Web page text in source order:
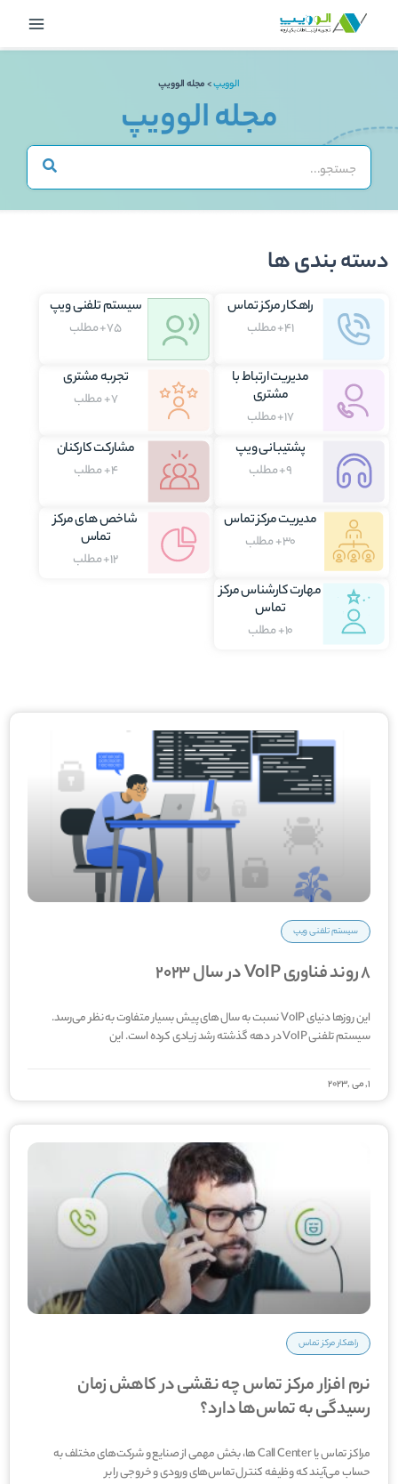
محتوا
Main
Menu
الوویپ>مجله الوویپ
مجله الوویپ
دسته بندی ها
راهکار مرکز تماس
41+ مطلب
سیستم تلفنی ویپ
75+ مطلب
مدیریت ارتباط با
مشتری
17+ مطلب
تجربه مشتری
7+ مطلب
پشتیبانی ویپ
9+ مطلب
مشارکت کارکنان
4+ مطلب
مدیریت مرکز تماس
30+ مطلب
شاخص های مرکز
تماس
12+ مطلب
مهارت کارشناس مرکز
تماس
10+ مطلب
سیستم تلفنی ویپ
8 روند فناوری VoIP در سال 2023
این روزها دنیای VoIP نسبت به سال های پیش بسیار متفاوت به نظر می‌رسد.
سیستم تلفنی VoIP در دهه گذشته رشد زیادی کرده است. این
1, می ,2023
راهکار مرکز تماس
نرم افزار مرکز تماس چه نقشی در کاهش زمان
رسیدگی به تماس‌ها دارد؟
مراکز تماس یا Call Center ها، بخش مهمی از صنایع و شرکت‌های مختلف به
حساب می‌آیند که وظیفه کنترل تماس‌های ورودی و خروجی را بر